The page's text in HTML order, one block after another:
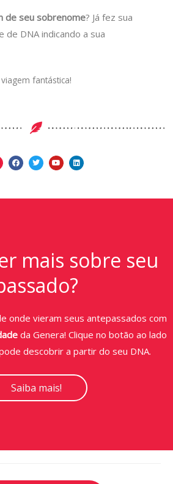
de seu sobrenome? Já fez sua
de DNA indicando a sua
fantástica!
mais sobre seu
onde vieram seus antepassados com
da Genera! Clique no botão ao lado
descobrir a partir do seu DNA.
Saiba mais!